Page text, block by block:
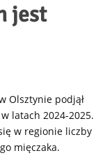
jest
Olsztynie podjął
latach 2024-2025.
w regionie liczby
mięczaka.